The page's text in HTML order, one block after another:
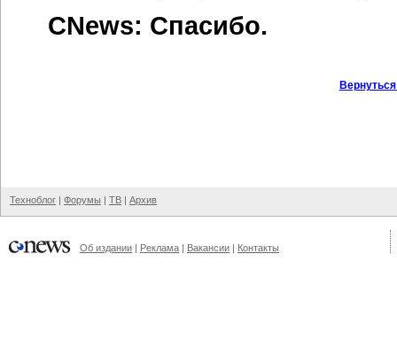
CNews: Спасибо.
Техноблог | Форумы | ТВ | Архив
Об издании | Реклама | Вакансии | Контакты